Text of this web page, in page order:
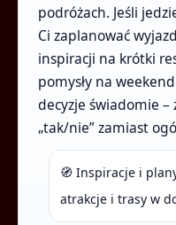
podróżach. Jeśli
Ci zaplanować
inspiracji na krótki
pomysły na
decyzje świadomie –
„tak/nie” zamiast
🧭 Inspiracje i
atrakcje i trasy w